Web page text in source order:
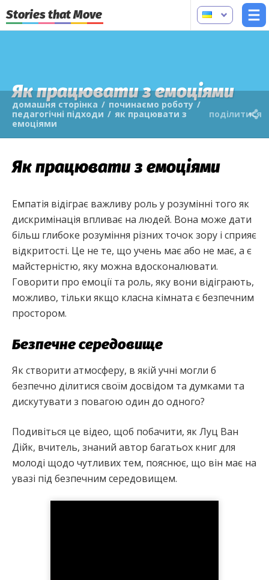
Stories that Move
Як працювати з емоціями
домашня сторінка / починаємо роботу/
педагогічні підходи / як працювати з
емоціями
поділитися
Як працювати з емоціями
Емпатія відіграє важливу роль у розумінні того як
дискримінація впливає на людей. Вона може дати
більш глибоке розуміння різних точок зору і сприяє
відкритості. Це не те, що учень має або не має, а є
майстерністю, яку можна вдосконалювати.
Говорити про емоції та роль, яку вони відіграють,
можливо, тільки якщо класна кімната є безпечним
простором.
Безпечне середовище
Як створити атмосферу, в якій учні могли б
безпечно ділитися своїм досвідом та думками та
дискутувати з повагою один до одного?
Подивіться це відео, щоб побачити, як Луц Ван
Дійк, вчитель, знаний автор багатьох книг для
молоді щодо чутливих тем, пояснює, що він має на
увазі під безпечним середовищем.